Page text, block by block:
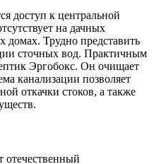
доступ к центральной
на дачных
домах. Трудно представить
сточных вод. Практичным
Эргобокс. Он очищает
канализации позволяет
откачки стоков, а также
отечественный